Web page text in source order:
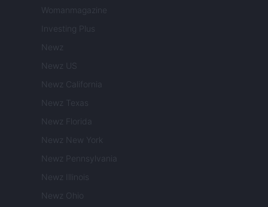
Womanmagazine
Investing Plus
Newz
Newz US
Newz California
Newz Texas
Newz Florida
Newz New York
Newz Pennsylvania
Newz Illinois
Newz Ohio